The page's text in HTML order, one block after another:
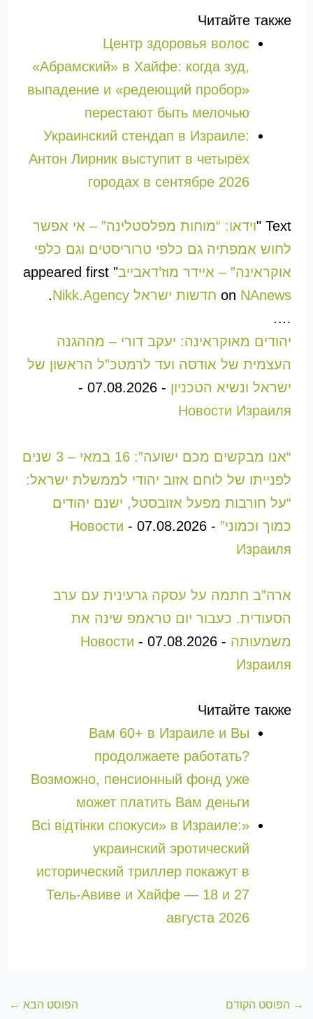
Читайте также
Центр здоровья волос
«Абрaмский» в Хайфе: когда зуд,
выпадение и «редеющий пробор»
перестают быть мелочью
Украинский стендап в Израиле:
Антон Лирник выступит в четырёх
городах в сентябре 2026
Text " וידאו: “מוחות מפלסטלינה” – אי אפשר
לחוש אמפתיה גם כלפי טרוריסטים וגם כלפי
אוקראינה” – איידר מוז’דאבייב
" appeared first
on NAnews חדשות ישראל Nikk.Agency
.
….
יהודים מאוקראינה: יעקב דורי – מההגנה
העצמית של אודסה ועד לרמטכ”ל הראשון של
ישראל ונשיא הטכניון -
07.08.2026
-
Новости Израиля
“אנו מבקשים מכם ישועה”: 16 במאי – 3 שנים
לפנייתו של לוחם אזוב יהודי לממשלת ישראל:
“על חורבות מפעל אזובסטל, ישנם יהודים
כמוך וכמוני”-
07.08.2026
-
Новости
Израиля
ארה”ב חתמה על עסקה גרעינית עם ערב
הסעודית. כעבור יום טראמפ שינה את
משמעותה -
07.08.2026
-
Новости
Израиля
Читайте также
Вам 60+ в Израиле и Вы
продолжаете работать?
Возможно, пенсионный фонд уже
может платить Вам деньги
«Всі відтінки спокуси» в Израиле:
украинский эротический
исторический триллер покажут в
Тель-Авиве и Хайфе — 18 и 27
августа 2026
→ הפוסט הקודם הפוסט הבא ←